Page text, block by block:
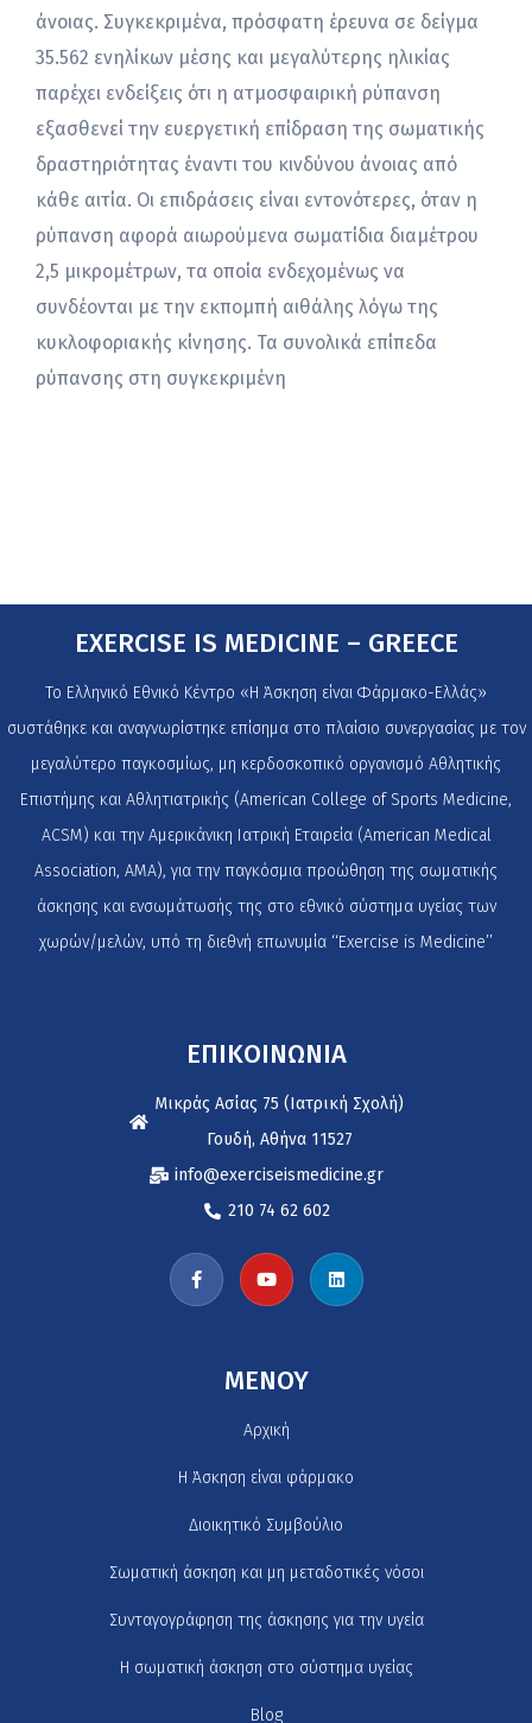
άνοιας. Συγκεκριμένα, πρόσφατη έρευνα σε δείγμα
35.562 ενηλίκων μέσης και μεγαλύτερης ηλικίας
παρέχει ενδείξεις ότι η ατμοσφαιρική ρύπανση
εξασθενεί την ευεργετική επίδραση της σωματικής
δραστηριότητας έναντι του κινδύνου άνοιας από
κάθε αιτία. Οι επιδράσεις είναι εντονότερες, όταν η
ρύπανση αφορά αιωρούμενα σωματίδια διαμέτρου
2,5 μικρομέτρων, τα οποία ενδεχομένως να
συνδέονται με την εκπομπή αιθάλης λόγω της
κυκλοφοριακής κίνησης. Τα συνολικά επίπεδα
ρύπανσης στη συγκεκριμένη
EXERCISE IS MEDICINE – GREECE
Το Ελληνικό Εθνικό Κέντρο «Η Άσκηση είναι Φάρμακο-Ελλάς»
συστάθηκε και αναγνωρίστηκε επίσημα στο πλαίσιο συνεργασίας με τον
μεγαλύτερο παγκοσμίως, μη κερδοσκοπικό οργανισμό Αθλητικής
Επιστήμης και Αθλητιατρικής (American College of Sports Medicine,
ACSM) και την Αμερικάνικη Ιατρική Εταιρεία (American Medical
Association, AMA), για την παγκόσμια προώθηση της σωματικής
άσκησης και ενσωμάτωσής της στο εθνικό σύστημα υγείας των
χωρών/μελών, υπό τη διεθνή επωνυμία ‘‘Exercise is Medicine’’
ΕΠΙΚΟΙΝΩΝΙΑ
Μικράς Ασίας 75 (Ιατρική Σχολή)
Γουδή, Αθήνα 11527
info@exerciseismedicine.gr
210 74 62 602
MENOY
Αρχική
H Άσκηση είναι φάρμακο
Διοικητικό Συμβούλιο
Σωματική άσκηση και μη μεταδοτικές νόσοι
Συνταγογράφηση της άσκησης για την υγεία
Η σωματική άσκηση στο σύστημα υγείας
Blog